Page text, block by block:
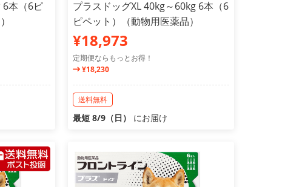
6本（6ピ
プラスドッグXL 40kg～60kg 6本（6
ピペット）（動物用医薬品）
¥18,973
定期便ならもっとお得！
¥18,230
送料無料
最短 8/9（日） にお届け